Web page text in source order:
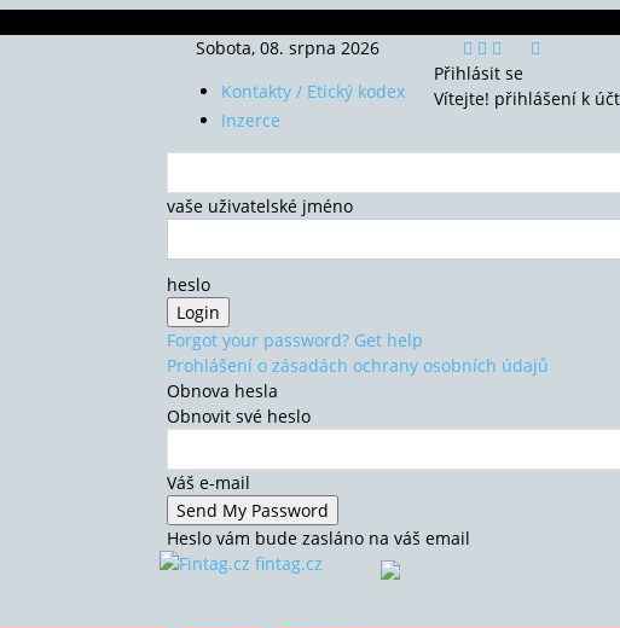
Sobota, 08. srpna 2026
Kontakty / Etický kodex
Inzerce
Přihlásit se
Vítejte! přihlášení k
vaše uživatelské jméno
heslo
Forgot your password? Get help
Prohlášení o zásadách ochrany osobních údajů
Obnova hesla
Obnovit své heslo
Váš e-mail
Heslo vám bude zasláno na váš email
fintag.cz